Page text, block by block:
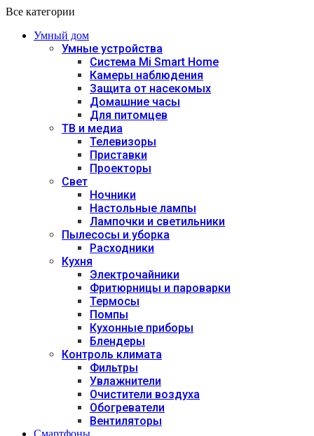
Все категории
Умный дом
Умные устройства
Система Mi Smart Home
Камеры наблюдения
Защита от насекомых
Домашние часы
Для питомцев
ТВ и медиа
Телевизоры
Приставки
Проекторы
Свет
Ночники
Настольные лампы
Лампочки и светильники
Пылесосы и уборка
Расходники
Кухня
Электрочайники
Фритюрницы и пароварки
Термосы
Помпы
Кухонные приборы
Блендеры
Контроль климата
Фильтры
Увлажнители
Очистители воздуха
Обогреватели
Вентиляторы
Смартфоны